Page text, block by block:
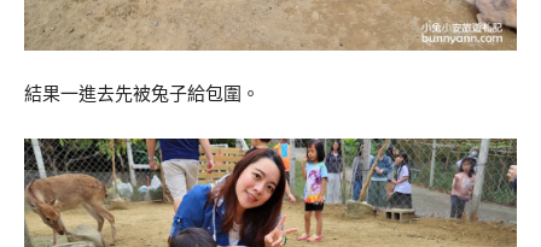
結果一進去先被兔子給包圍。